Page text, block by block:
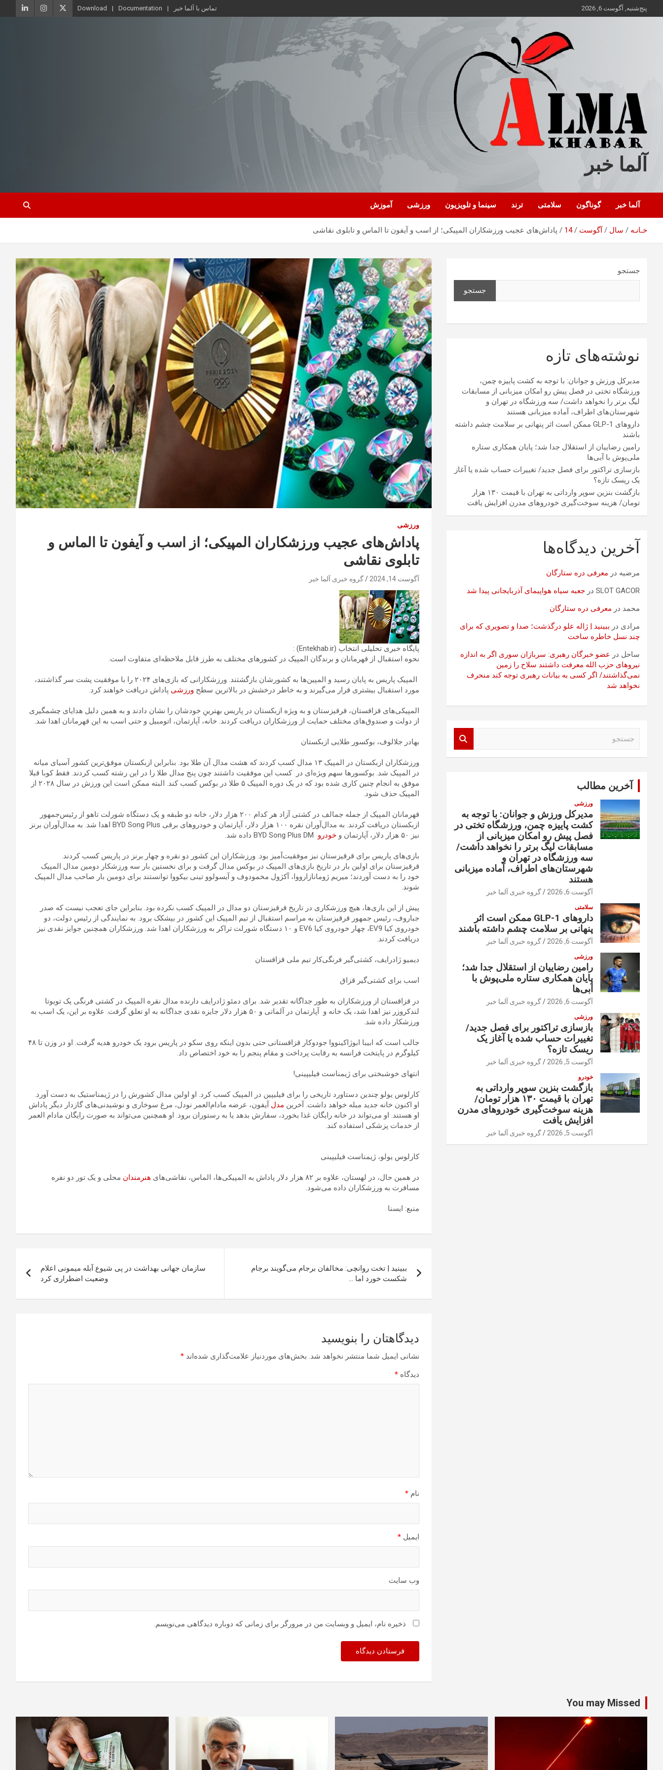
محتوا
پنج‌شنبه, آگوست 6, 2026 تماس با آلما خبر Documentation
Download
آلما خبر
آلما خبر گوناگون سلامتی ترند سینما و تلویزیون ورزشی آموزش
خـانـه سال آگوست 14 پاداش‌های عجیب ورزشکاران المپیکی؛ از اسب و آیفون تا الماس و تابلوی نقاشی
ورزشی
پاداش‌های عجیب ورزشکاران المپیکی؛ از اسب و آیفون تا الماس و
تابلوی نقاشی
آگوست 14, 2024 گروه خبری آلما خبر
پایگاه خبری تحلیلی انتخاب (Entekhab.ir) :
نحوه استقبال از قهرمانان و برندگان المپیک در کشورهای مختلف به طرز قابل ملاحظه‌ای متفاوت است.
المپیک پاریس به پایان رسید و المپین‌ها به کشورشان بازگشتند. ورزشکارانی که بازی‌های ۲۰۲۴ را با موفقیت پشت سر گذاشتند،
مورد استقبال بیشتری قرار می‌گیرند و به خاطر درخشش در بالاترین سطح ورزشی پاداش دریافت خواهند کرد.
المپیکی‌های قزاقستان، قرقیزستان و به ویژه ازبکستان در پاریس بهترین‌ِ خودشان را نشان دادند و به همین دلیل هدایای چشمگیری
از دولت و صندوق‌های مختلف حمایت از ورزشکاران دریافت کردند. خانه، آپارتمان، اتومبیل و حتی اسب به این قهرمانان اهدا شد.
بهادر جلالوف، بوکسور طلایی ازبکستان
ورزشکاران ازبکستان در المپیک ۱۳ مدال کسب کردند که هشت مدال آن طلا بود. بنابراین ازبکستان موفق‌ترین کشور آسیای میانه
در المپیک شد. بوکسورها سهم ویژه‌ای در کسب این موفقیت داشتند چون پنج مدال طلا را در این رشته کسب کردند. فقط کوبا قبلا
موفق به انجام چنین کاری شده بود که در یک دوره المپیک ۵ طلا در بوکس کسب کند. البته ممکن است این ورزش در سال ۲۰۲۸ از
المپیک حذف شود.
قهرمانان المپیک از جمله جمالف در کشتی آزاد هر کدام ۲۰۰ هزار دلار، خانه دو طبقه و یک دستگاه شورلت تاهو از رئیس‌جمهور
ازبکستان دریافت کردند. به مدال‌آوران نقره ۱۰۰ هزار دلار، آپارتمان و خودروهای برقی BYD Song Plus اهدا شد. به مدال‌آوران برنز
نیز ۵۰ هزار دلار، آپارتمان و
خودرو
بازی‌های پاریس برای قرقیزستان نیز موفقیت‌آمیز بود. ورزشکاران این کشور دو نقره و چهار برنز در پاریس کسب کردند.
قرقیزستان برای اولین بار در تاریخ بازی‌های المپیک در بوکس مدال گرفت و برای نخستین بار سه ورزشکار دومین مدال المپیک
خود را به دست آوردند؛ میریم ژومانازارووا، آکژول مخمودوف و آیسولوو تینی بیکووا توانستند برای دومین بار صاحب مدال المپیک
شوند.
پیش از این بازی‌ها، هیچ ورزشکاری در تاریخ قرقیزستان دو مدال در المپیک کسب نکرده بود. بنابراین جای تعجب نیست که صدر
جباروف، رئیس جمهور قرقیزستان به مراسم استقبال از تیم المپیک این کشور در بیشکک برود. به نمایندگی از رئیس دولت، دو
خودروی کیا EV9، چهار خودروی کیا EV6 و ۱۰ دستگاه شورلت تراکر به ورزشکاران اهدا شد. ورزشکاران همچنین جوایز نقدی نیز
دریافت کردند.
دیمیو ژادرایف، کشتی‌گیر فرنگی‌کار تیم ملی قزاقستان
اسب برای کشتی‌گیر قزاق
در قزاقستان از ورزشکاران به طور جداگانه تقدیر شد. برای دمئو ژادرایف دارنده مدال نقره المپیک در کشتی فرنگی یک تویوتا
لندکروزر نیز اهدا شد، یک خانه و آپارتمان در آلماتی و ۵۰ هزار دلار جایزه نقدی جداگانه به او تعلق گرفت. علاوه بر این، یک اسب به
ورزشکار داده شد.
جالب است که ابیبا ابوژاکینووا جودوکار قزاقستانی حتی بدون اینکه روی سکو در پاریس برود یک خودرو هدیه گرفت. او در وزن تا ۴۸
کیلوگرم در پایتخت فرانسه به رقابت پرداخت و مقام پنجم را به خود اختصاص داد.
انتهای خوشبختی برای ژیمناست فیلیپینی!
کارلوس یولو چندین دستاورد تاریخی را برای فیلیپین در المپیک کسب کرد. او اولین مدال کشورش را در ژیمناستیک به دست آورد.
او اکنون خانه جدید مبله خواهد داشت. آخرین مدل آیفون، عرضه مادام‌العمر نودل، مرغ سوخاری و نوشیدنی‌های گازدار دیگر پاداش
او هستند. او می‌تواند در خانه رایگان غذا بخورد، سفارش بدهد یا به رستوران برود. او همچنین می‌تواند به صورت رایگان مادام العمر
از خدمات پزشکی استفاده کند.
کارلوس یولو، ژیمناست فیلیپینی
در همین حال، در لهستان، علاوه بر ۸۲ هزار دلار پاداش به المپیکی‌ها، الماس، نقاشی‌های هنرمندان محلی و یک تور دو نفره
مسافرت به ورزشکاران داده می‌شود.
منبع: ایسنا
نوشته
ببینید | تخت روانچی: مخالفان برجام می‌گویند برجام
شکست خورد اما …
سازمان جهانی بهداشت در پی شیوع آبله میمونی اعلام
وضعیت اضطراری کرد
دیدگاهتان را بنویسید
نشانی ایمیل شما منتشر نخواهد شد. بخش‌های موردنیاز علامت‌گذاری شده‌اند *
دیدگاه *
نام *
ایمیل *
وب‌ سایت
ذخیره نام، ایمیل و وبسایت من در مرورگر برای زمانی که دوباره دیدگاهی می‌نویسم.
جستجو
جستجو
نوشته‌های تازه
مدیرکل ورزش و جوانان: با توجه به کشت پاییزه چمن،
ورزشگاه تختی در فصل پیش رو امکان میزبانی از مسابقات
لیگ برتر را نخواهد داشت/ سه ورزشگاه در تهران و
شهرستان‌های اطراف، آماده میزبانی هستند
داروهای GLP-1 ممکن است اثر پنهانی بر سلامت چشم داشته
باشند
رامین رضاییان از استقلال جدا شد؛ پایان همکاری ستاره
ملی‌پوش با آبی‌ها
بازسازی تراکتور برای فصل جدید/ تغییرات حساب شده یا آغاز
یک ریسک تازه؟
بازگشت بنزین سوپر وارداتی به تهران با قیمت ۱۳۰ هزار
تومان/ هزینه سوخت‌گیری خودرو‌های مدرن افزایش یافت
آخرین دیدگاه‌ها
مرضیه در معرفی دره ستارگان
SLOT GACOR در جعبه سیاه هواپیمای آذربایجانی پیدا شد
محمد در معرفی دره ستارگان
مرادی در ببینید | ژاله علو درگذشت؛ صدا و تصویری که برای
چند نسل خاطره ساخت
ساحل در عضو خبرگان رهبری: سربازان سوری اگر به اندازه
نیروهای حزب الله معرفت داشتند سلاح را زمین
نمی‌گذاشتند/ اگر کسی به بیانات رهبری توجه کند منحرف
نخواهد شد
آخرین مطالب
ورزشی
مدیرکل ورزش و جوانان: با توجه به
کشت پاییزه چمن، ورزشگاه تختی در
فصل پیش رو امکان میزبانی از
مسابقات لیگ برتر را نخواهد داشت/
سه ورزشگاه در تهران و
شهرستان‌های اطراف، آماده میزبانی
هستند
آگوست 6, 2026 گروه خبری آلما خبر
سلامتی
داروهای GLP-1 ممکن است اثر
پنهانی بر سلامت چشم داشته باشند
آگوست 6, 2026 گروه خبری آلما خبر
ورزشی
رامین رضاییان از استقلال جدا شد؛
پایان همکاری ستاره ملی‌پوش با
آبی‌ها
آگوست 6, 2026 گروه خبری آلما خبر
ورزشی
بازسازی تراکتور برای فصل جدید/
تغییرات حساب شده یا آغاز یک
ریسک تازه؟
آگوست 5, 2026 گروه خبری آلما خبر
خودرو
بازگشت بنزین سوپر وارداتی به
تهران با قیمت ۱۳۰ هزار تومان/
هزینه سوخت‌گیری خودرو‌های مدرن
افزایش یافت
آگوست 5, 2026 گروه خبری آلما خبر
You may Missed